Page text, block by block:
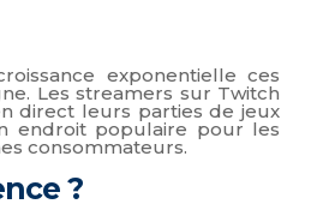
exponentielle ces
Les streamers sur Twitch
direct leurs parties de jeux
endroit populaire pour les
consommateurs.
?